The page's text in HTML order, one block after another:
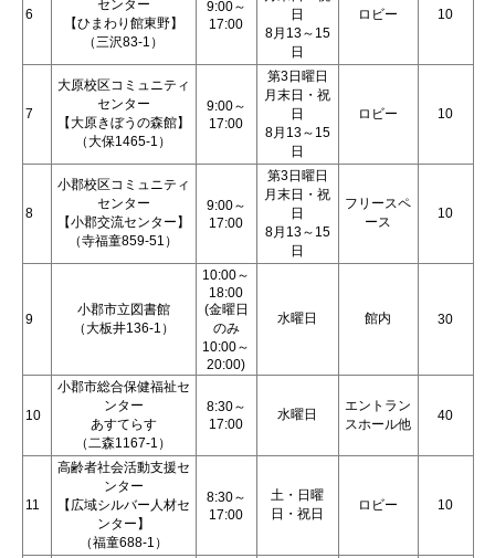
6
センター
【ひまわり館東野】
（三沢83-1）
9:00～
17:00
日
8月13～15
日
ロビー 10
7
大原校区コミュニティ
センター
【大原きぼうの森館】
（大保1465-1）
9:00～
17:00
第3日曜日
月末日・祝
日
8月13～15
日
ロビー 10
8
小郡校区コミュニティ
センター
【小郡交流センター】
（寺福童859-51）
9:00～
17:00
第3日曜日
月末日・祝
日
8月13～15
日
フリースペ
ース
10
9
小郡市立図書館
（大板井136-1）
10:00～
18:00
(金曜日
のみ
10:00～
20:00)
水曜日 館内 30
10
小郡市総合保健福祉セ
ンター
あすてらす
（二森1167-1）
8:30～
17:00
水曜日
エントラン
スホール他
40
11
高齢者社会活動支援セ
ンター
【広域シルバー人材セ
ンター】
（福童688-1）
8:30～
17:00
土・日曜
日・祝日
ロビー 10